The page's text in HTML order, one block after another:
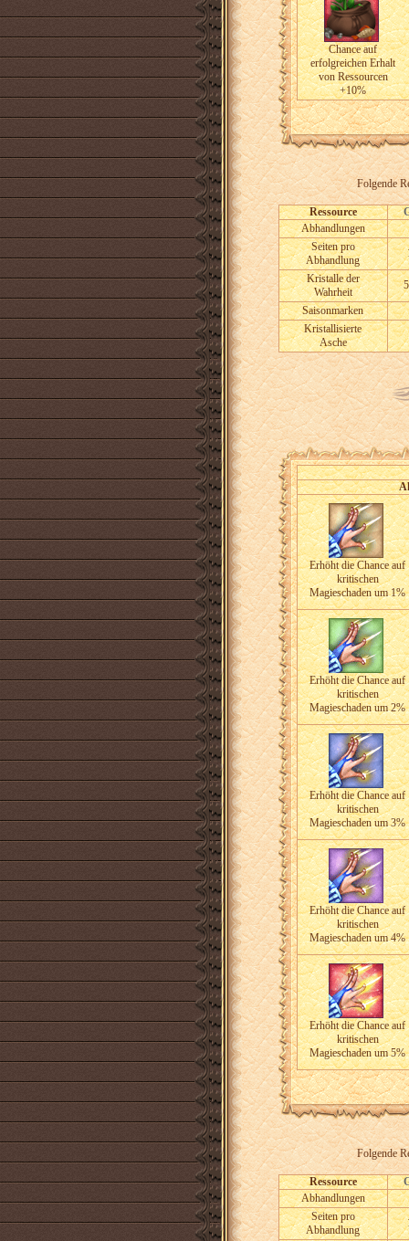
Chance auf
erfolgreichen Erhalt
von Ressourcen
+10%
Folgende
Ressource
Abhandlungen
Seiten pro
Abhandlung
Kristalle der
Wahrheit
Saisonmarken
Kristallisierte
Asche
Erhöht die Chance auf
kritischen
Magieschaden um 1%
Erhöht die Chance auf
kritischen
Magieschaden um 2%
Erhöht die Chance auf
kritischen
Magieschaden um 3%
Erhöht die Chance auf
kritischen
Magieschaden um 4%
Erhöht die Chance auf
kritischen
Magieschaden um 5%
Folgende
Ressource
Abhandlungen
Seiten pro
Abhandlung